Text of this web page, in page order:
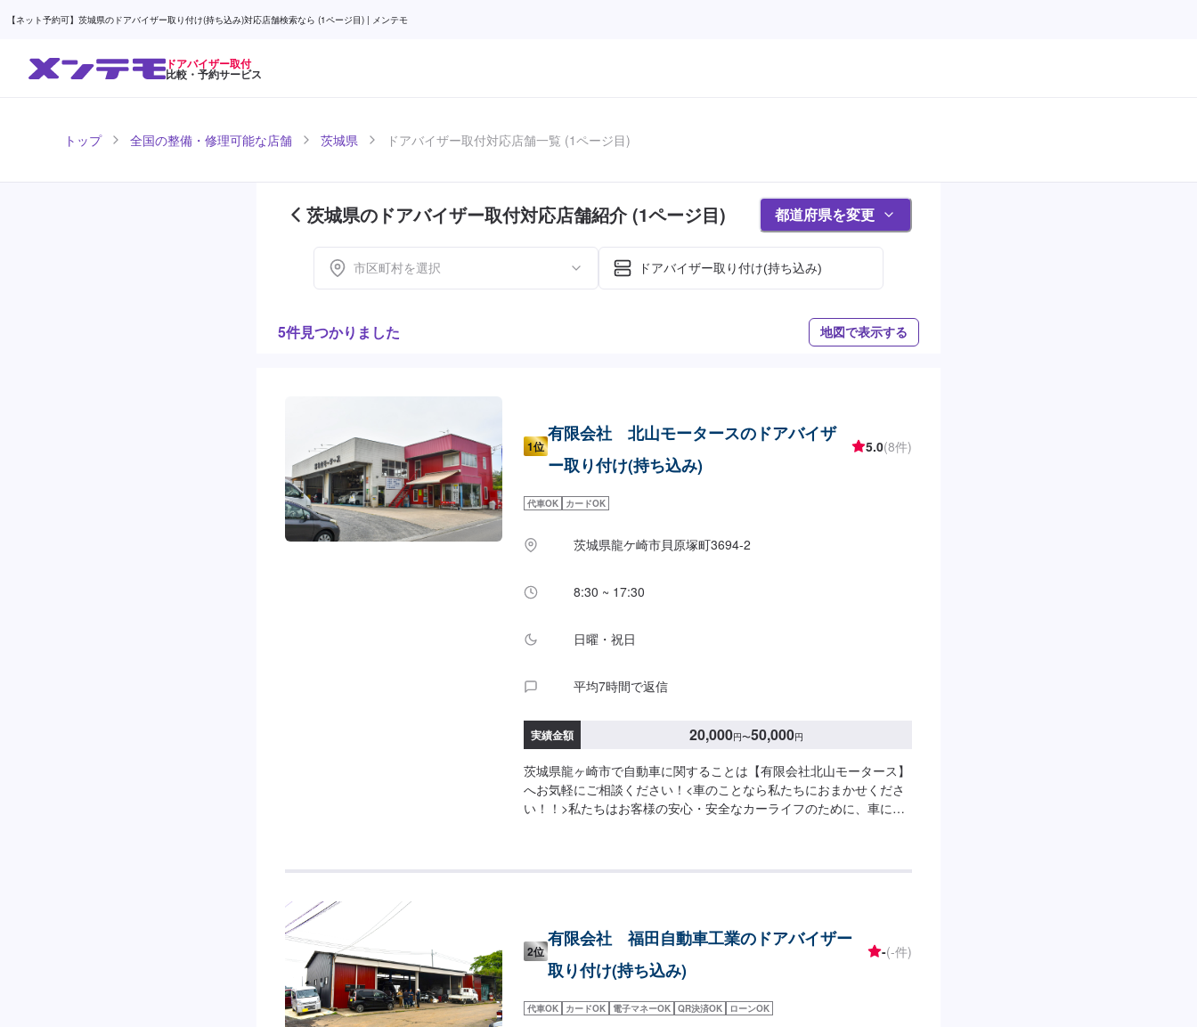
【ネット予約可】茨城県のドアバイザー取り付け(持ち込み)対応店舗検索なら (1ページ目) | メンテモ
ドアバイザー取付
比較・予約サービス
トップ 全国の整備・修理可能な店舗 茨城県 ドアバイザー取付対応店舗一覧 (1ページ目)
茨城県のドアバイザー取付対応店舗紹介 (1ページ目) 都道府県を変更
市区町村を選択 ドアバイザー取り付け(持ち込み)
5件見つかりました 地図で表示する
1位
有限会社 北山モータースのドアバイザ
ー取り付け(持ち込み)
5.0(8件)
代車OK カードOK
茨城県龍ケ崎市貝原塚町3694-2
8:30 ~ 17:30
日曜・祝日
平均7時間で返信
実績金額 20,000円〜50,000円
茨城県龍ヶ崎市で自動車に関することは【有限会社北山モータース】
へお気軽にご相談ください！<車のことなら私たちにおまかせくださ
い！！>私たちはお客様の安心・安全なカーライフのために、車に関
だければ作業開始【4】仕上がり次第納車-----納期について-----納期は
通常1日～2日程度で納車となります。(要相談)納期は前後する場合が
ございます。予めご了承ください。-----ご来店時の注意、受付方法---
の空いているスペースに駐車してください。受付はスタッフへ「メン
2位
有限会社 福田自動車工業のドアバイザー
取り付け(持ち込み)
-(-件)
代車OK カードOK 電子マネーOK QR決済OK ローンOK